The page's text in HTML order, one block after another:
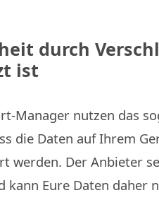
durch
ist
Manager nutzen das
die Daten auf Ihrem
werden. Der Anbieter
kann Eure Daten daher